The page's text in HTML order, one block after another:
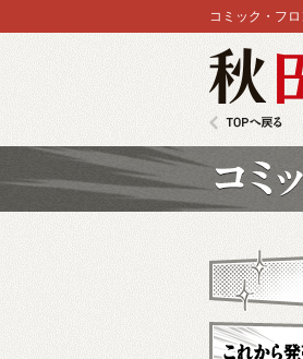
コミック・フ
新刊・近刊